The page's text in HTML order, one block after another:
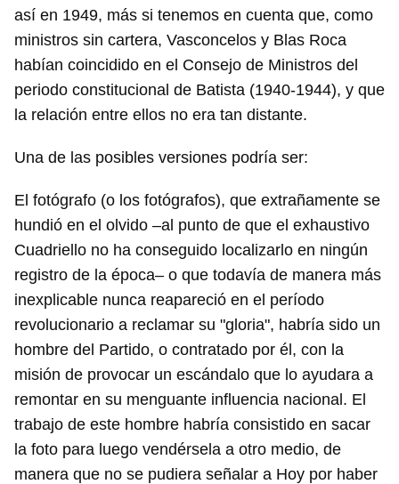
Guardar como favorito
Para poder guardar como favorito, primero has de
iniciar sesión con tu cuenta de 14ymedio.
INICIAR SESIÓN CANCELAR
así en 1949, más si tenemos en cuenta que, como
ministros sin cartera, Vasconcelos y Blas Roca
habían coincidido en el Consejo de Ministros del
periodo constitucional de Batista (1940-1944), y que
la relación entre ellos no era tan distante.
Una de las posibles versiones podría ser:
El fotógrafo (o los fotógrafos), que extrañamente se
hundió en el olvido ‒al punto de que el exhaustivo
Cuadriello no ha conseguido localizarlo en ningún
registro de la época‒ o que todavía de manera más
inexplicable nunca reapareció en el período
revolucionario a reclamar su "gloria", habría sido un
hombre del Partido, o contratado por él, con la
misión de provocar un escándalo que lo ayudara a
remontar en su menguante influencia nacional. El
trabajo de este hombre habría consistido en sacar
la foto para luego vendérsela a otro medio, de
manera que no se pudiera señalar a Hoy por haber